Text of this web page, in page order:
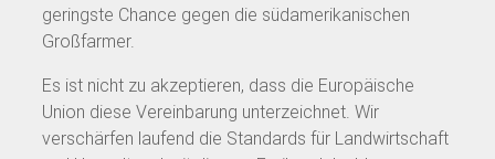
geringste Chance gegen die südamerikanischen
Großfarmer.
Es ist nicht zu akzeptieren, dass die Europäische
Union diese Vereinbarung unterzeichnet. Wir
verschärfen laufend die Standards für Landwirtschaft